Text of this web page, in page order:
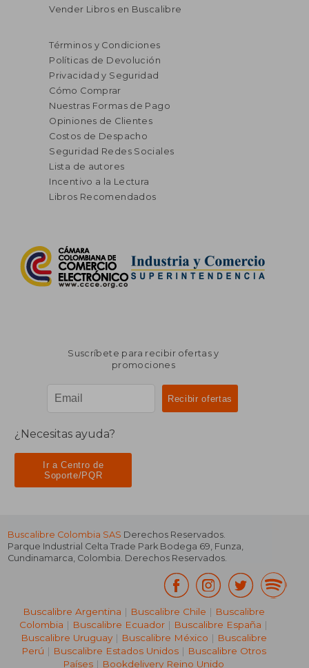
Vender Libros en Buscalibre
Términos y Condiciones
Políticas de Devolución
Privacidad y Seguridad
Cómo Comprar
Nuestras Formas de Pago
Opiniones de Clientes
Costos de Despacho
Seguridad Redes Sociales
Lista de autores
Incentivo a la Lectura
Libros Recomendados
Suscríbete para recibir ofertas y
promociones
¿Necesitas ayuda?
Ir a Centro de
Soporte/PQR
Buscalibre Colombia SAS Derechos Reservados.
Parque Industrial Celta Trade Park Bodega 69 Funza
Cundinamarca Colombia . Derechos Reservados.
Buscalibre Argentina | Buscalibre Chile | Buscalibre
Colombia | Buscalibre Ecuador | Buscalibre España |
Buscalibre Uruguay| Buscalibre México | Buscalibre
Perú | Buscalibre Estados Unidos| Buscalibre Otros
Países | Bookdelivery Reino Unido